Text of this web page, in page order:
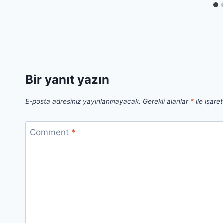
Bir yanıt yazın
E-posta adresiniz yayınlanmayacak. Gerekli alanlar * ile
Comment *